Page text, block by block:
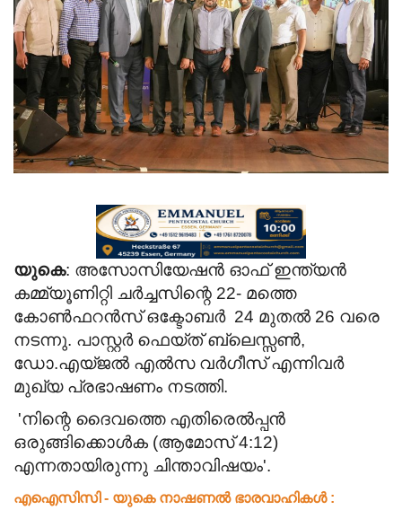
Videos
Praise & Prayers
Contact US
യുകെ: അസോസിയേഷൻ ഓഫ് ഇന്ത്യൻ
കമ്മ്യൂണിറ്റി ചർച്ചസിന്റെ 22- മത്തെ
കോൺഫറൻസ് ഒക്ടോബർ 24 മുതൽ 26 വരെ
നടന്നു. പാസ്റ്റർ ഫെയ്ത് ബ്ലെസ്സൺ,
ഡോ.എയ്ജൽ എൽസ വർഗീസ് എന്നിവർ
മുഖ്യ പ്രഭാഷണം നടത്തി.
'നിന്റെ ദൈവത്തെ എതിരെൽപ്പൻ
ഒരുങ്ങിക്കൊൾക (ആമോസ് 4:12)
എന്നതായിരുന്നു ചിന്താവിഷയം'.
എഐസിസി - യുകെ നാഷണൽ ഭാരവാഹികൾ :